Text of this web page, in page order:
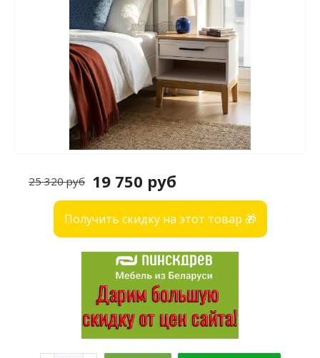
19 750 руб
25 320 руб
Получить скидку на этот товар 🎁